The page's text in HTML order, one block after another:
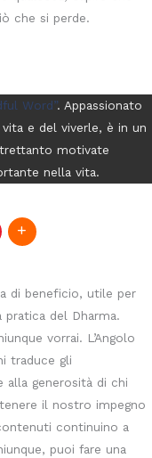
che si perde.
Word”. Appassionato
e del viverle, è in un
motivate
nella vita.
di beneficio, utile per
del Dharma.
vorrai. L’Angolo
traduce gli
alla generosità di chi
il nostro impegno
continuino a
puoi fare una